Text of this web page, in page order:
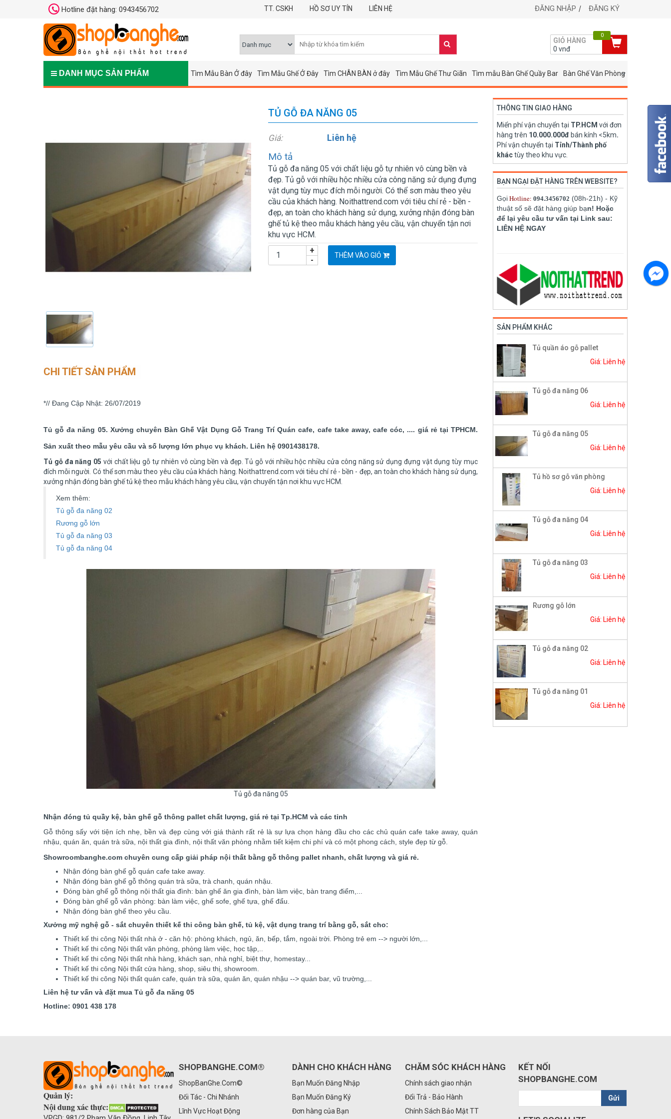
Hotline đặt hàng: 0943456702 TT. CSKH HỒ SƠ UY TÍN LIÊN HỆ ĐĂNG NHẬP ĐĂNG KÝ
GIỎ HÀNG
0 vnđ
0
DANH MỤC SẢN PHẨM Tìm Mẫu Bàn Ở đây Tìm Mẫu Ghế Ở Đây Tìm CHÂN BÀN ở đây Tìm Mẫu Ghế Thư Giãn Tìm mẫu Bàn Ghế Quầy Bar Bàn Ghế Văn Phòng
TỦ GỖ ĐA NĂNG 05
Giá: Liên hệ
Mô tả
Tủ gỗ đa năng 05 với chất liệu gỗ tự nhiên vô cùng bền và
đẹp. Tủ gỗ với nhiều hộc nhiều cửa công năng sử dụng đựng
vật dụng tùy mục đích mỗi người. Có thể sơn màu theo yêu
cầu của khách hàng. Noithattrend.com với tiêu chí rẻ - bền -
đẹp, an toàn cho khách hàng sử dụng, xưởng nhận đóng bàn
ghế tủ kệ theo mẫu khách hàng yêu cầu, vận chuyển tận nơi
khu vực HCM.
-
+ THÊM VÀO GIỎ
CHI TIẾT SẢN PHẨM
*// Đang Cập Nhật: 26/07/2019
Tủ gỗ đa năng 05. Xưởng chuyên Bàn Ghế Vật Dụng Gỗ Trang Trí Quán cafe, cafe take away, cafe cóc, .... giá rẻ tại TPHCM.
Sản xuất theo mẫu yêu cầu và số lượng lớn phục vụ khách. Liên hệ 0901438178.
Tủ gỗ đa năng 05 với chất liệu gỗ tự nhiên vô cùng bền và đẹp. Tủ gỗ với nhiều hộc nhiều cửa công năng sử dụng đựng vật dụng tùy mục
đích mỗi người. Có thể sơn màu theo yêu cầu của khách hàng. Noithattrend.com với tiêu chí rẻ - bền - đẹp, an toàn cho khách hàng sử dụng,
xưởng nhận đóng bàn ghế tủ kệ theo mẫu khách hàng yêu cầu, vận chuyển tận nơi khu vực HCM.
Xem thêm:
Tủ gỗ đa năng 02
Rương gỗ lớn
Tủ gỗ đa năng 03
Tủ gỗ đa năng 04
Tủ gỗ đa năng 05
Nhận đóng tủ quầy kệ, bàn ghế gỗ thông pallet chất lượng, giá rẻ tại Tp.HCM và các tỉnh
Gỗ thông sấy với tiện ích nhẹ, bền và đẹp cùng với giá thành rất rẻ là sự lựa chọn hàng đầu cho các chủ quán cafe take away, quán
nhậu, quán ăn, quán trà sữa, nội thất gia đình, nội thất văn phòng nhằm tiết kiệm chi phí và có một phong cách, style đẹp từ gỗ.
Showroombanghe.com chuyên cung cấp giải pháp nội thất bằng gỗ thông pallet nhanh, chất lượng và giá rẻ.
Nhận đóng bàn ghế gỗ quán cafe take away.
Nhận đóng bàn ghế gỗ thông quán trà sữa, trà chanh, quán nhậu.
Đóng bàn ghế gỗ thông nội thất gia đình: bàn ghế ăn gia đình, bàn làm việc, bàn trang điểm,...
Đóng bàn ghế gỗ văn phòng: bàn làm việc, ghế sofe, ghế tựa, ghế đẩu.
Nhận đóng bàn ghế theo yêu cầu.
Xưởng mỹ nghệ gỗ - sắt chuyên thiết kế thi công bàn ghế, tủ kệ, vật dụng trang trí bằng gỗ, sắt cho:
Thiết kế thi công Nội thất nhà ở - căn hộ: phòng khách, ngủ, ăn, bếp, tắm, ngoài trời. Phòng trẻ em --> người lớn,...
Thiết kế thi công Nội thất văn phòng, phòng làm việc, học tập,..
Thiết kế thi công Nội thất nhà hàng, khách sạn, nhà nghỉ, biệt thự, homestay...
Thiết kế thi công Nội thất cửa hàng, shop, siêu thị, showroom.
Thiết kế thi công Nội thất quán cafe, quán trà sữa, quán ăn, quán nhậu --> quán bar, vũ trường,...
Liên hệ tư vấn và đặt mua Tủ gỗ đa năng 05
Hotline: 0901 438 178
THÔNG TIN GIAO HÀNG
Miển phí vận chuyển tại TP.HCM với đơn
hàng trên 10.000.000đ bán kính <5km.
Phí vận chuyển tại Tỉnh/Thành phố
kháctùy theo khu vực.
BẠN NGẠI ĐẶT HÀNG TRÊN WEBSITE?
GọiHotline: 094.3456702 (08h-21h) - Kỹ
thuật số sẽ đặt hàng giúp bạn! Hoặc
để lại yêu cầu tư vấn tại Link sau:
LIÊN HỆ NGAY
SẢN PHẨM KHÁC
Tủ quần áo gỗ pallet
Giá: Liên hệ
Tủ gỗ đa năng 06
Giá: Liên hệ
Tủ gỗ đa năng 05
Giá: Liên hệ
Tủ hồ sơ gỗ văn phòng
Giá: Liên hệ
Tủ gỗ đa năng 04
Giá: Liên hệ
Tủ gỗ đa năng 03
Giá: Liên hệ
Rương gỗ lớn
Giá: Liên hệ
Tủ gỗ đa năng 02
Giá: Liên hệ
Tủ gỗ đa năng 01
Giá: Liên hệ
Quản lý:
Nội dung xác thực:
SHOPBANGHE.COM®
ShopBanGhe.Com©
Đối Tác - Chi Nhánh
Lĩnh Vực Hoạt Động
DÀNH CHO KHÁCH HÀNG
Bạn Muốn Đăng Nhập
Bạn Muốn Đăng Ký
Đơn hàng của Bạn
CHĂM SÓC KHÁCH HÀNG
Chính sách giao nhận
Đổi Trả - Bảo Hành
Chính Sách Bảo Mật TT
KẾT NỐI
SHOPBANGHE.COM
Gửi